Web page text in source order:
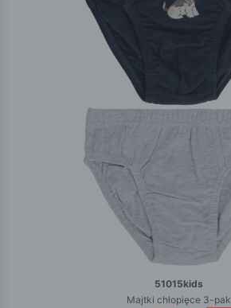
51015kids
Majtki chłopięce 3-pak